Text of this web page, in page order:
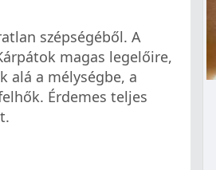
szépségéből. A
magas legelőire,
alá a mélységbe, a
Érdemes teljes